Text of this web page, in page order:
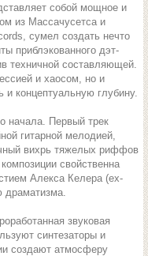
собой мощное и
из Массачусетса и
сумел создать нечто
приблэкованного дэт-
техничной составляющей.
и хаосом, но и
и концептуальную глубину.
начала. Первый трек
гитарной мелодией,
вихрь тяжелых риффов
свойственна
Алекса Келера (ex-
драматизма.
звуковая
синтезаторы и
создают атмосферу